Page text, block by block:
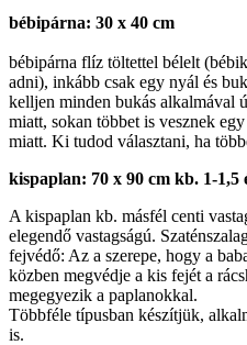
bébipárna: 30 x 40 cm
bébipárna flíz töltettel bélelt
adni), inkább csak egy nyál és
kelljen minden bukás alkalmával
miatt, sokan többet is vesznek
miatt. Ki tudod választani, ha
kispaplan: 70 x 90 cm kb. 1-1,5
A kispaplan kb. másfél centi
elegendő vastagságú.
fejvédő: Az a szerepe, hogy a
közben megvédje a kis fejét a
megegyezik a paplanokkal.
Többféle típusban készítjük,
is.